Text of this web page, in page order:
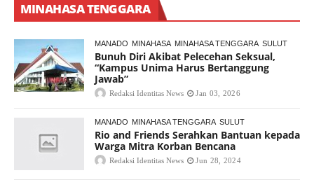
MINAHASA TENGGARA
MANADO MINAHASA MINAHASA TENGGARA SULUT
Bunuh Diri Akibat Pelecehan Seksual,
“Kampus Unima Harus Bertanggung
Jawab”
Redaksi Identitas News Jan 03, 2026
MANADO MINAHASA TENGGARA SULUT
Rio and Friends Serahkan Bantuan kepada
Warga Mitra Korban Bencana
Redaksi Identitas News Jun 28, 2024